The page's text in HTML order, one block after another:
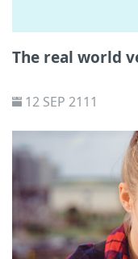
The real world
12 SEP 2111